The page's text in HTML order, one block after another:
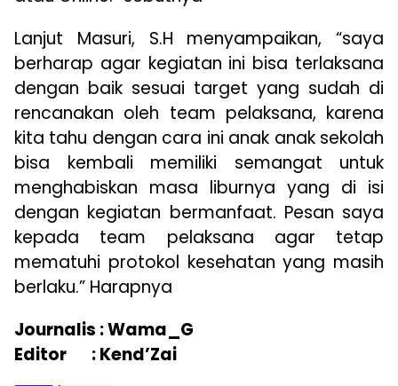
Lanjut Masuri, S.H menyampaikan, “saya
berharap agar kegiatan ini bisa terlaksana
dengan baik sesuai target yang sudah di
rencanakan oleh team pelaksana, karena
kita tahu dengan cara ini anak anak sekolah
bisa kembali memiliki semangat untuk
menghabiskan masa liburnya yang di isi
dengan kegiatan bermanfaat. Pesan saya
kepada team pelaksana agar tetap
mematuhi protokol kesehatan yang masih
berlaku.” Harapnya
Journalis : Wama_G
Editor : Kend’Zai